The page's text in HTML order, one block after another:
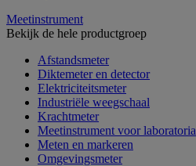
Meetinstrument
Bekijk de hele productgroep
Afstandsmeter
Diktemeter en detector
Elektriciteitsmeter
Industriële weegschaal
Krachtmeter
Meetinstrument voor laboratoria
Meten en markeren
Omgevingsmeter